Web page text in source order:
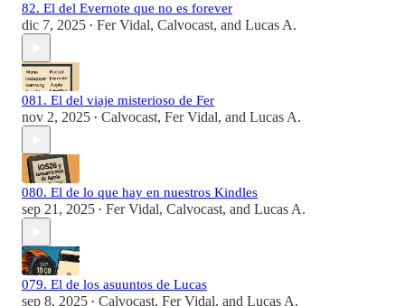
82. El del Evernote que no es forever
dic 7, 2025 • Fer Vidal, Calvocast, and Lucas A.
081. El del viaje misterioso de Fer
nov 2, 2025 • Calvocast, Fer Vidal, and Lucas A.
080. El de lo que hay en nuestros Kindles
sep 21, 2025 • Fer Vidal, Calvocast, and Lucas A.
079. El de los asuuntos de Lucas
sep 8, 2025 • Calvocast, Fer Vidal, and Lucas A.